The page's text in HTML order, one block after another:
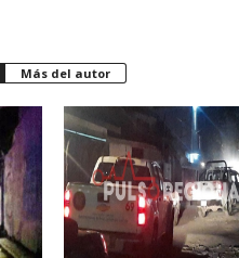
Más del autor